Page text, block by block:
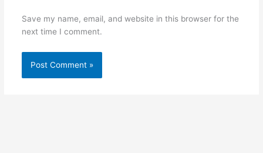
Save my name, email, and website in this browser for the
next time I comment.